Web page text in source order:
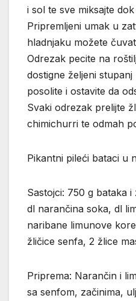
i sol te sve miksajte
Pripremljeni umak u
hladnjaku možete
Odrezak pecite na
dostigne željeni
posolite i ostavite da
Svaki odrezak prelijte
chimichurri te odmah
Pikantni pileći bataci u
Sastojci: 750 g bataka
dl narančina soka, dl
naribane limunove
žličice senfa, 2 žlice
Priprema: Narančin i
sa senfom, začinima,